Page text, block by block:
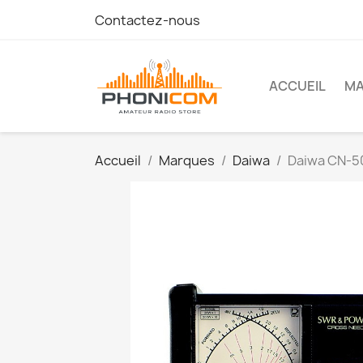
Contactez-nous
ACCUEIL
Accueil Marques Daiwa Daiwa CN-